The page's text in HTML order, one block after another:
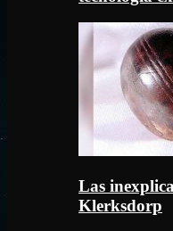
Las
Klerksdorp